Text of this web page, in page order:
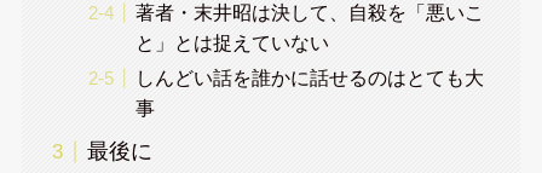
著者・末井昭は決して、自殺を「悪いこ
と」とは捉えていない
しんどい話を誰かに話せるのはとても大
事
最後に